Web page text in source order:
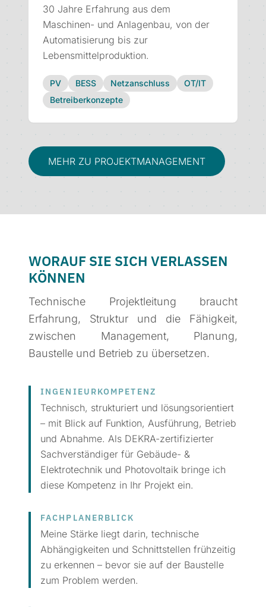
30 Jahre Erfahrung aus dem
Maschinen- und Anlagenbau, von der
Automatisierung bis zur
Lebensmittelproduktion.
PV BESS Netzanschluss
OT/IT
Betreiberkonzepte
MEHR ZU PROJEKTMANAGEMENT
WORAUF SIE SICH VERLASSEN
KÖNNEN
Technische Projektleitung braucht
Erfahrung, Struktur und die Fähigkeit,
zwischen Management, Planung,
Baustelle und Betrieb zu übersetzen.
INGENIEUR­KOMPETENZ
Technisch, strukturiert und lösungsorientiert
– mit Blick auf Funktion, Ausführung, Betrieb
und Abnahme. Als DEKRA-zertifizierter
Sachverständiger für Gebäude- &
Elektrotechnik und Photovoltaik bringe ich
diese Kompetenz in Ihr Projekt ein.
FACHPLANERBLICK
Meine Stärke liegt darin, technische
Abhängigkeiten und Schnittstellen frühzeitig
zu erkennen – bevor sie auf der Baustelle
zum Problem werden.